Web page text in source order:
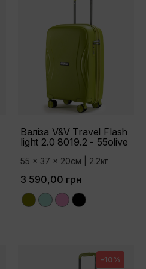
Валіза V&V Travel Flash
light 2.0 8019.2 - 55olive
55 x 37 x 20см | 2.2кг
3 590,00 грн
OliveTiffanyPinkBlack
-10%